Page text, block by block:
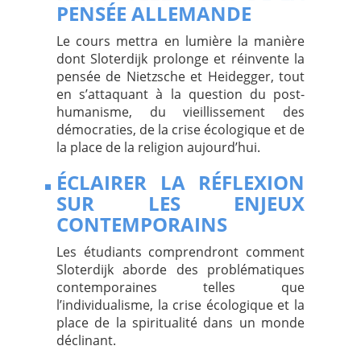
PENSÉE ALLEMANDE
Le cours mettra en lumière la manière
dont Sloterdijk prolonge et réinvente la
pensée de Nietzsche et Heidegger, tout
en s’attaquant à la question du post-
humanisme, du vieillissement des
démocraties, de la crise écologique et de
la place de la religion aujourd’hui.
ÉCLAIRER LA RÉFLEXION
SUR LES ENJEUX
CONTEMPORAINS
Les étudiants comprendront comment
Sloterdijk aborde des problématiques
contemporaines telles que
l’individualisme, la crise écologique et la
place de la spiritualité dans un monde
déclinant.